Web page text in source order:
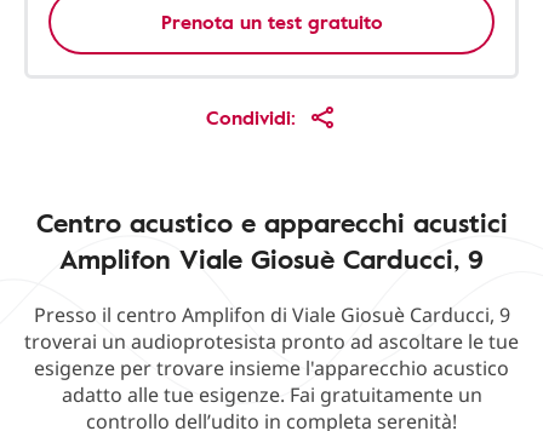
Prenota un test gratuito
Condividi:
Centro acustico e apparecchi acustici
Amplifon Viale Giosuè Carducci, 9
Presso il centro Amplifon di Viale Giosuè Carducci, 9
troverai un audioprotesista pronto ad ascoltare le tue
esigenze per trovare insieme l'apparecchio acustico
adatto alle tue esigenze. Fai gratuitamente un
controllo dell’udito in completa serenità!